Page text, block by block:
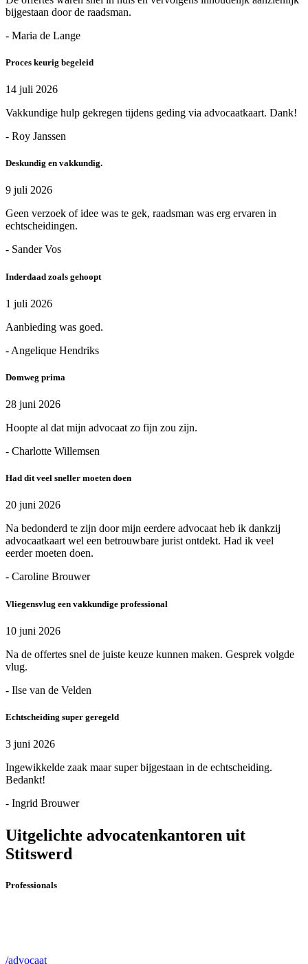
bijgestaan door de raadsman.
- Maria de Lange
Proces keurig begeleid
14 juli 2026
Vakkundige hulp gekregen tijdens geding via advocaatkaart. Dank!
- Roy Janssen
Deskundig en vakkundig.
9 juli 2026
Geen verzoek of idee was te gek, raadsman was erg ervaren in
echtscheidingen.
- Sander Vos
Inderdaad zoals gehoopt
1 juli 2026
Aanbieding was goed.
- Angelique Hendriks
Domweg prima
28 juni 2026
Hoopte al dat mijn advocaat zo fijn zou zijn.
- Charlotte Willemsen
Had dit veel sneller moeten doen
20 juni 2026
Na bedonderd te zijn door mijn eerdere advocaat heb ik dankzij
advocaatkaart wel een betrouwbare jurist ontdekt. Had ik veel
eerder moeten doen.
- Caroline Brouwer
Vliegensvlug een vakkundige professional
10 juni 2026
Na de offertes snel de juiste keuze kunnen maken. Gesprek volgde
vlug.
- Ilse van de Velden
Echtscheiding super geregeld
3 juni 2026
Ingewikkelde zaak maar super bijgestaan in de echtscheiding.
Bedankt!
- Ingrid Brouwer
Uitgelichte advocatenkantoren uit
Stitswerd
Professionals
/advocaat